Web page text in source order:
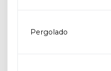
Pergolado